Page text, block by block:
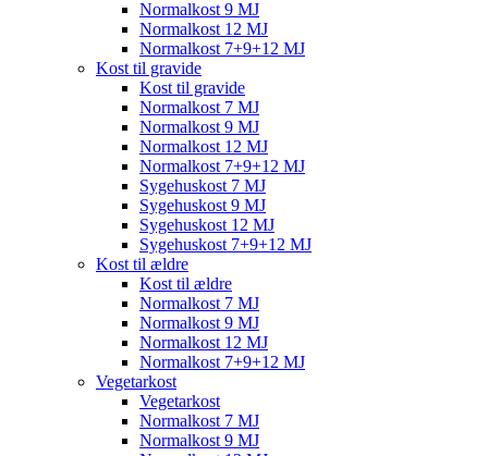
Normalkost 9 MJ
Normalkost 12 MJ
Normalkost 7+9+12 MJ
Kost til gravide
Kost til gravide
Normalkost 7 MJ
Normalkost 9 MJ
Normalkost 12 MJ
Normalkost 7+9+12 MJ
Sygehuskost 7 MJ
Sygehuskost 9 MJ
Sygehuskost 12 MJ
Sygehuskost 7+9+12 MJ
Kost til ældre
Kost til ældre
Normalkost 7 MJ
Normalkost 9 MJ
Normalkost 12 MJ
Normalkost 7+9+12 MJ
Vegetarkost
Vegetarkost
Normalkost 7 MJ
Normalkost 9 MJ